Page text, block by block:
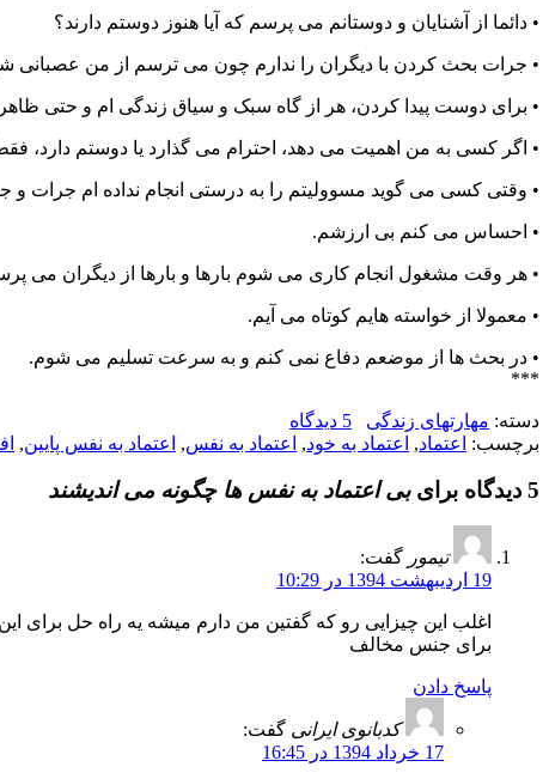
• دائما از آشنایان و دوستانم می پرسم که آیا هنوز دوستم دارند؟
• جرات بحث کردن با دیگران را ندارم چون می ترسم از من عصبانی
• برای دوست پیدا کردن، هر از گاه سبک و سیاق زندگی ام و حتی
• اگر کسی به من اهمیت می دهد، احترام می گذارد یا دوستم دارد،
• وقتی کسی می گوید مسوولیتم را به درستی انجام نداده ام جرات و
• احساس می کنم بی ارزشم.
• هر وقت مشغول انجام کاری می شوم بارها و بارها از دیگران می
• معمولا از خواسته هایم کوتاه می آیم.
• در بحث ها از موضعم دفاع نمی کنم و به سرعت تسلیم می شوم.
***
دسته: مهارتهای زندگی
5 دیدگاه
برچسب:
اعتماد, اعتماد به خود, اعتماد به نفس, اعتماد به نفس پایین,
5 دیدگاه برای بی اعتماد به نفس ها چگونه می اندیشند
تیمور گفت:
19 اردیبهشت 1394 در 10:29
اغلب این چیزایی رو که گفتین من دارم میشه یه راه حل برای
برای جنس مخالف
پاسخ دادن
کدبانوی ایرانی گفت:
17 خرداد 1394 در 16:45